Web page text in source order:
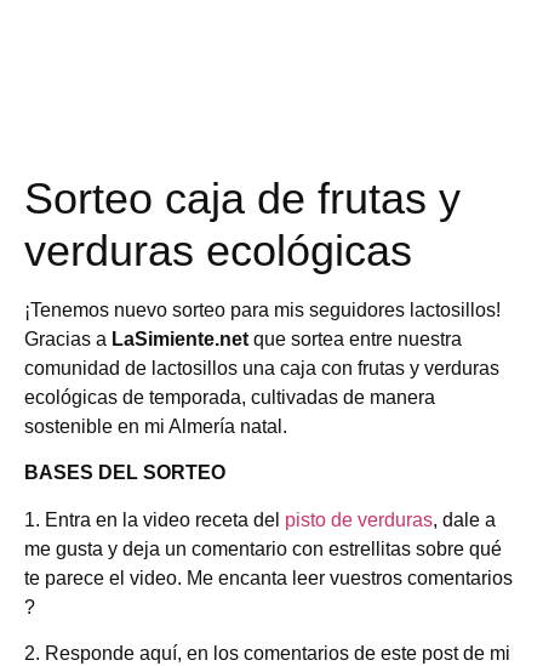
Sorteo caja de frutas y
verduras ecológicas
¡Tenemos nuevo sorteo para mis seguidores lactosillos!
Gracias a LaSimiente.net que sortea entre nuestra
comunidad de lactosillos una caja con frutas y verduras
ecológicas de temporada, cultivadas de manera
sostenible en mi Almería natal.
BASES DEL SORTEO
1. Entra en la video receta del pisto de verduras, dale a
me gusta y deja un comentario con estrellitas sobre qué
te parece el video. Me encanta leer vuestros comentarios
?
2. Responde aquí, en los comentarios de este post de mi